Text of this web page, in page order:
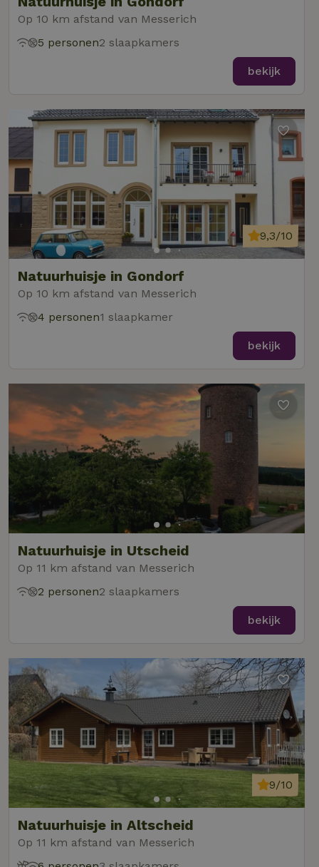
Op 10 km afstand van Messerich
5 personen2 slaapkamers
bekijk
Natuurhuisje in Gondorf
Op 10 km afstand van Messerich
9,3/10
4 personen1 slaapkamer
bekijk
Natuurhuisje in Utscheid
Op 11 km afstand van Messerich
2 personen2 slaapkamers
bekijk
Natuurhuisje in Altscheid
Op 11 km afstand van Messerich
9/10